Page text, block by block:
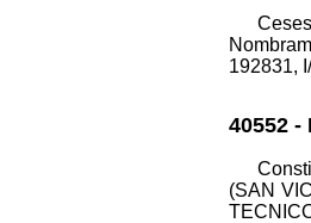
192831,
40552 -
(SAN